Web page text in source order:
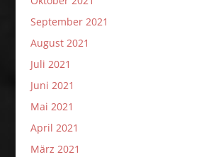
September 2021
August 2021
Juli 2021
Juni 2021
Mai 2021
April 2021
März 2021